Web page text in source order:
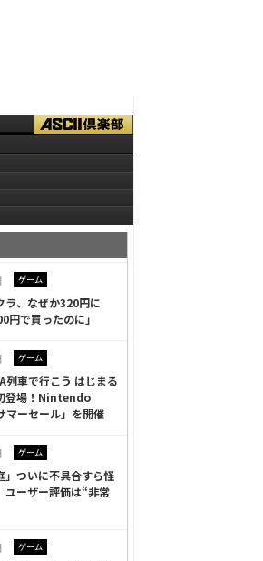
ゲーム
ラ、なぜか320円に
円で買ったのに」
ゲーム
車で行こう はじまる
登場！Nintendo
マーセール」を開催
ゲーム
」ついに不具合すら怪
ーザー評価は“非常
ゲーム